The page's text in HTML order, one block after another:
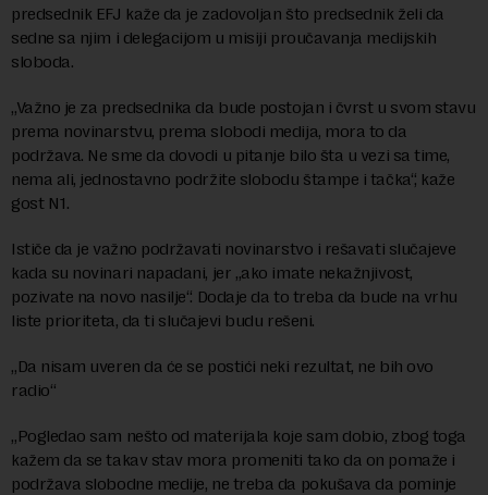
predsednik EFJ kaže da je zadovoljan što predsednik želi da
sedne sa njim i delegacijom u misiji proučavanja medijskih
sloboda.
„Važno je za predsednika da bude postojan i čvrst u svom stavu
prema novinarstvu, prema slobodi medija, mora to da
podržava. Ne sme da dovodi u pitanje bilo šta u vezi sa time,
nema ali, jednostavno podržite slobodu štampe i tačka“, kaže
gost N1.
Ističe da je važno podržavati novinarstvo i rešavati slučajeve
kada su novinari napadani, jer „ako imate nekažnjivost,
pozivate na novo nasilje“. Dodaje da to treba da bude na vrhu
liste prioriteta, da ti slučajevi budu rešeni.
„Da nisam uveren da će se postići neki rezultat, ne bih ovo
radio“
„Pogledao sam nešto od materijala koje sam dobio, zbog toga
kažem da se takav stav mora promeniti tako da on pomaže i
podržava slobodne medije, ne treba da pokušava da pominje